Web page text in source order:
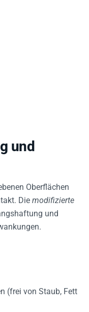
und
Oberflächen
Die modifizierte
und
(frei von Staub, Fett